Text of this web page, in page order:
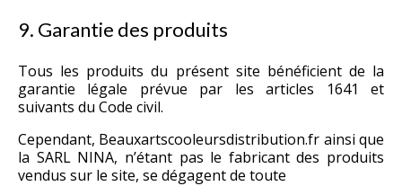
9. Garantie des produits
Tous les produits du présent site bénéficient de la
garantie légale prévue par les articles 1641 et
suivants du Code civil.
Cependant, Beauxartscooleursdistribution.fr ainsi que
la SARL NINA, n’étant pas le fabricant des produits
vendus sur le site, se dégagent de toute